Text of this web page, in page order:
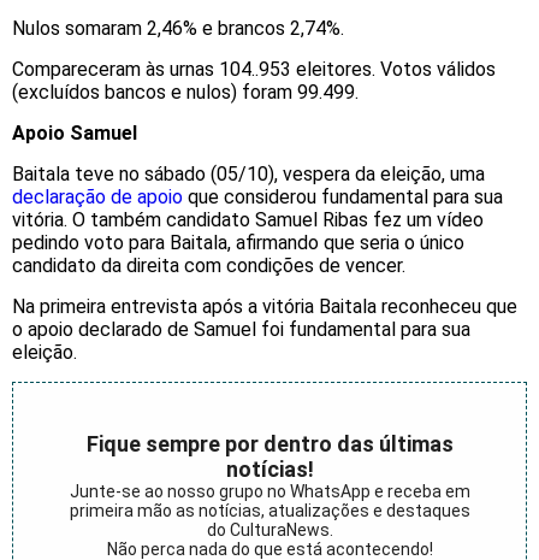
Nulos somaram 2,46% e brancos 2,74%.
Compareceram às urnas 104..953 eleitores. Votos válidos
(excluídos bancos e nulos) foram 99.499.
Apoio Samuel
Baitala teve no sábado (05/10), vespera da eleição, uma
declaração de apoio que considerou fundamental para sua
vitória. O também candidato Samuel Ribas fez um vídeo
pedindo voto para Baitala, afirmando que seria o único
candidato da direita com condições de vencer.
Na primeira entrevista após a vitória Baitala reconheceu que
o apoio declarado de Samuel foi fundamental para sua
eleição.
Fique sempre por dentro das últimas
notícias!
Junte-se ao nosso grupo no WhatsApp e receba em
primeira mão as notícias, atualizações e destaques
do CulturaNews.
Não perca nada do que está acontecendo!